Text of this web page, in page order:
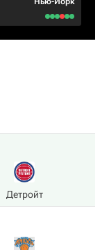
Детройт